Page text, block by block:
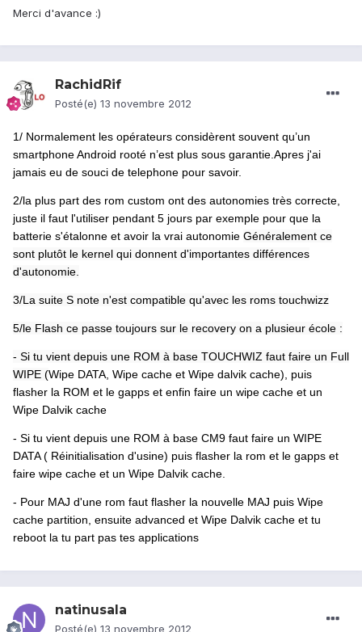
Merci d'avance :)
RachidRif
Posté(e) 13 novembre 2012
1/ Normalement les opérateurs considèrent souvent qu’un
smartphone Android rooté n’est plus sous garantie.Apres j'ai
jamais eu de souci de telephone pour savoir.
2/la plus part des rom custom ont des autonomies très correcte,
juste il faut l'utiliser pendant 5 jours par exemple pour que la
batterie s'étalonne et avoir la vrai autonomie Généralement ce
sont plutôt le kernel qui donnent d'importantes différences
d'autonomie.
3/La suite S note n'est compatible qu'avec les roms touchwizz
5/le Flash ce passe toujours sur le recovery on a plusieur école :
- Si tu vient depuis une ROM à base TOUCHWIZ faut faire un Full
WIPE (Wipe DATA, Wipe cache et Wipe dalvik cache), puis
flasher la ROM et le gapps et enfin faire un wipe cache et un
Wipe Dalvik cache
- Si tu vient depuis une ROM à base CM9 faut faire un WIPE
DATA ( Réinitialisation d'usine) puis flasher la rom et le gapps et
faire wipe cache et un Wipe Dalvik cache.
- Pour MAJ d'une rom faut flasher la nouvelle MAJ puis Wipe
cache partition, ensuite advanced et Wipe Dalvik cache et tu
reboot la tu part pas tes applications
natinusala
Posté(e) 13 novembre 2012